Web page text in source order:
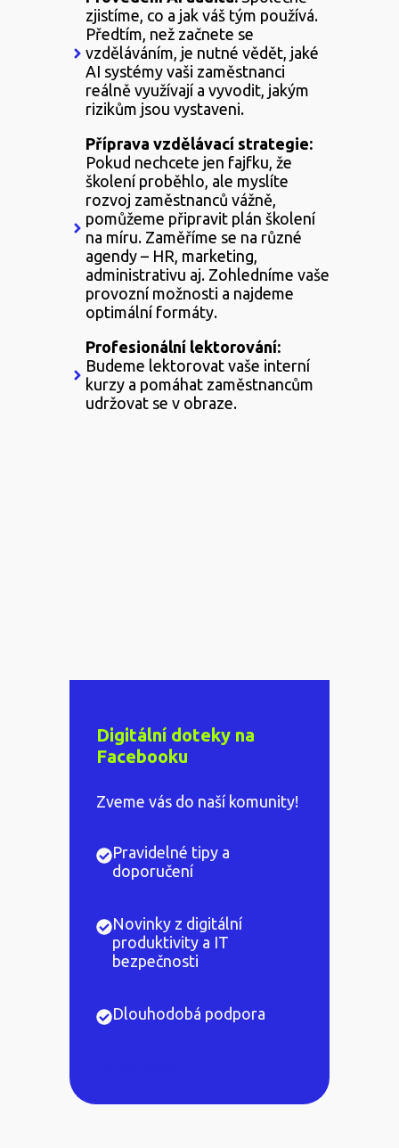
zjistíme, co a jak váš tým používá.
Předtím, než začnete se
vzděláváním, je nutné vědět, jaké
AI systémy vaši zaměstnanci
reálně využívají a vyvodit, jakým
rizikům jsou vystaveni.
Příprava vzdělávací strategie:
Pokud nechcete jen fajfku, že
školení proběhlo, ale myslíte
rozvoj zaměstnanců vážně,
pomůžeme připravit plán školení
na míru. Zaměříme se na různé
agendy – HR, marketing,
administrativu aj. Zohledníme vaše
provozní možnosti a najdeme
optimální formáty.
Profesionální lektorování:
Budeme lektorovat vaše interní
kurzy a pomáhat zaměstnancům
udržovat se v obraze.
Digitální doteky na
Facebooku
Zveme vás do naší komunity!
Pravidelné tipy a
doporučení
Novinky z digitální
produktivity a IT
bezpečnosti
Dlouhodobá podpora